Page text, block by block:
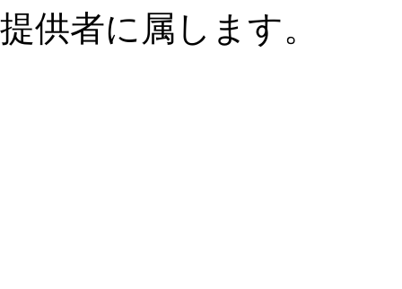
提供者に属します。